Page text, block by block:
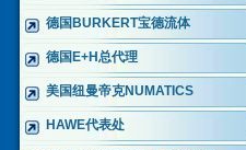
德国BURKERT宝德流体
德国E+H总代理
美国纽曼帝克NUMATICS
HAWE代表处